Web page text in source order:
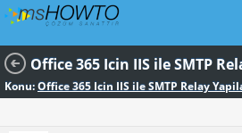
Konu:Office 365 Icin IIS ile SMTP Relay